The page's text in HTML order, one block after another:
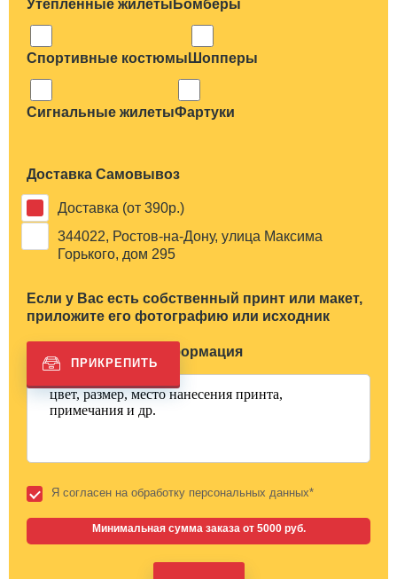
Утепленные жилеты Бомберы
Спортивные костюмы Шопперы
Сигнальные жилетыФартуки
Доставка Самовывоз
Доставка (от 390р.)
344022, Ростов-на-Дону, улица Максима
Горького, дом 295
Если у Вас есть собственный принт или макет,
приложите его фотографию или исходник
Дополнительная информация
Я согласен на обработку персональных данных*
Минимальная сумма заказа от 5000 руб.